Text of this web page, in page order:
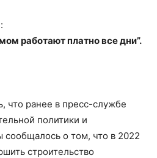
работают платно все дни”.
что ранее в пресс-службе
политики и
сообщалось о том, что в 2022
строительство